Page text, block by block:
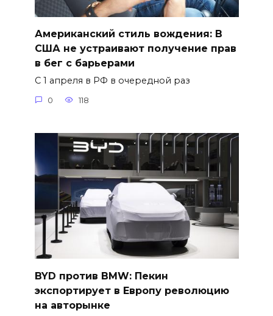
Американский стиль вождения: В
США не устраивают получение прав
в бег с барьерами
С 1 апреля в РФ в очередной раз
0 118
BYD против BMW: Пекин
экспортирует в Европу революцию
на авторынке